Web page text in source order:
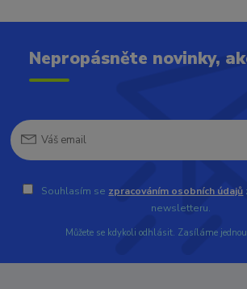
Nepropásněte novinky,
Souhlasím se zpracováním osobních údajů
newsletteru.
Můžete se kdykoli odhlásit. Zasíláme